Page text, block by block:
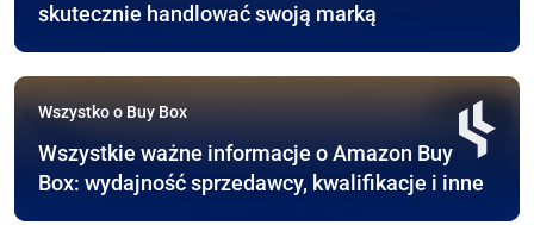
skutecznie handlować swoją marką
Wszystko o Buy Box
Wszystkie ważne informacje o Amazon Buy
Box: wydajność sprzedawcy, kwalifikacje i inne